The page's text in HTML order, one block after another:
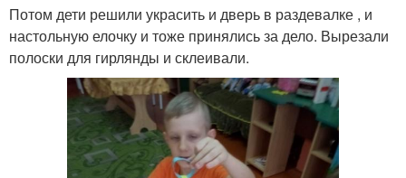
Потом дети решили украсить и дверь в раздевалке , и
настольную елочку и тоже принялись за дело. Вырезали
полоски для гирлянды и склеивали.